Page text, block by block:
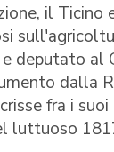
il Ticino
deputato al
dalla
fra i
luttuoso